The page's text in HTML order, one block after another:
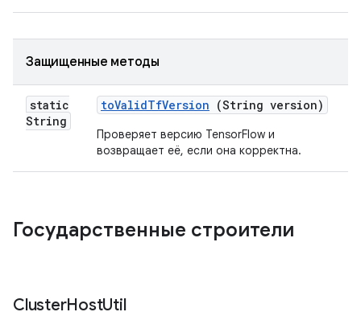
Защищенные методы
static
String
toValidTfVersion (String version)
Проверяет версию TensorFlow и
возвращает её, если она корректна.
Государственные строители
ClusterHostUtil